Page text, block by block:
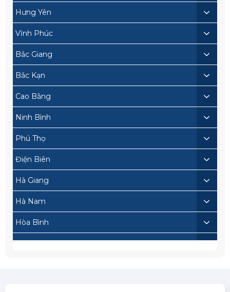
Hưng Yên
Vĩnh Phúc
Bắc Giang
Bắc Kạn
Cao Bằng
Ninh Bình
Phú Thọ
Điện Biên
Hà Giang
Hà Nam
Hòa Bình